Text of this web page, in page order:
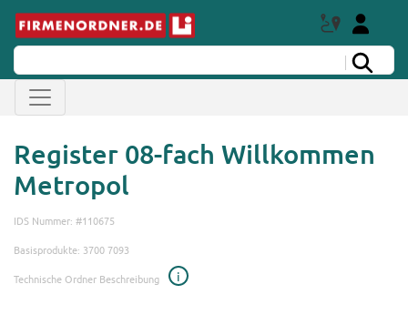
Register 08-fach Willkommen
Metropol
IDS Nummer: #110675
Basisprodukte: 3700 7093
Technische Ordner Beschreibung
i